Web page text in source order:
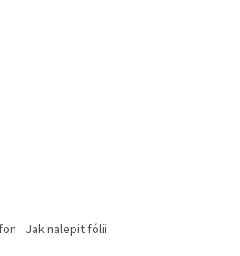
Jak nalepit fólii